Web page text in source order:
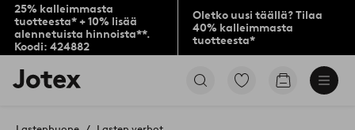
25% kalleimmasta
tuotteesta* + 10% lisää
alennetuista hinnoista**.
Koodi: 424882
Oletko uusi täällä? Tilaa
40% kalleimmasta
tuotteesta*
Jotex-
logo
Siirry
Siirry